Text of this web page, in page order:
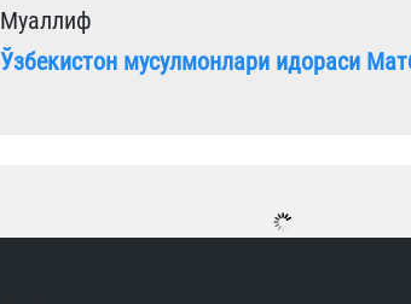
Муаллиф
Ўзбекистон мусулмонлари идораси